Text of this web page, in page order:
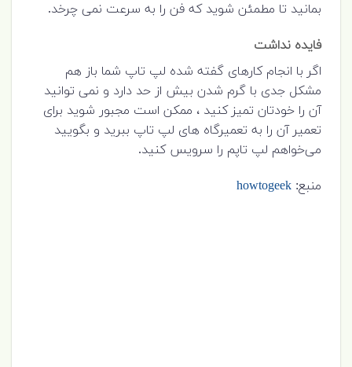
بمانید تا مطمئن شوید که فن را به سرعت نمی چرخد.
فایده نداشت
اگر با انجام کارهای گفته شده لپ تاپ شما باز هم
مشکل جدی با گرم شدن بیش از حد دارد و نمی توانید
آن را خودتان تمیز کنید ، ممکن است مجبور شوید برای
تعمیر آن را به تعمیرگاه های لپ تاپ ببرید و بگویید
می‌خواهم لپ تاپم را سرویس کنید.
منبع: howtogeek